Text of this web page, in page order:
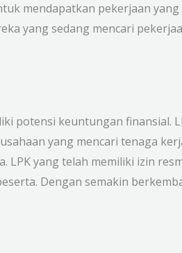
mendapatkan pekerjaan
yang sedang mencari
potensi keuntungan finansial.
yang mencari tenaga
LPK yang telah memiliki izin
Dengan semakin